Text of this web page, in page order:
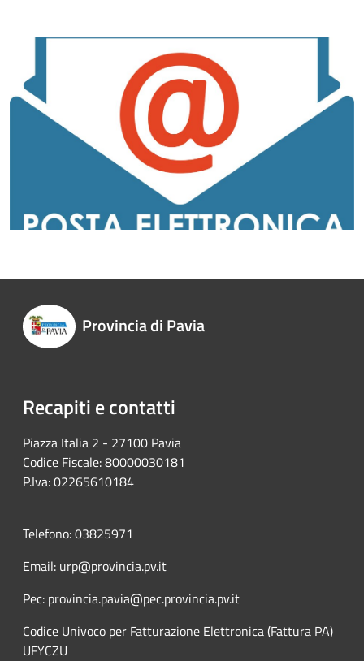
Provincia di Pavia
Recapiti e contatti
Piazza Italia 2 - 27100 Pavia
Codice Fiscale: 80000030181
P.Iva: 02265610184
Telefono: 03825971
Email: urp@provincia.pv.it
Pec: provincia.pavia@pec.provincia.pv.it
Codice Univoco per Fatturazione Elettronica (Fattura PA)
UFYCZU